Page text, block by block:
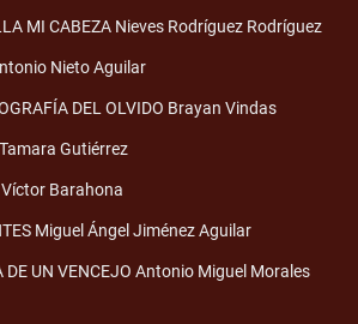
MI CABEZA Nieves Rodríguez Rodríguez
Nieto Aguilar
DEL OLVIDO Brayan Vindas
Gutiérrez
Víctor Barahona
Miguel Ángel Jiménez Aguilar
DE UN VENCEJO Antonio Miguel Morales